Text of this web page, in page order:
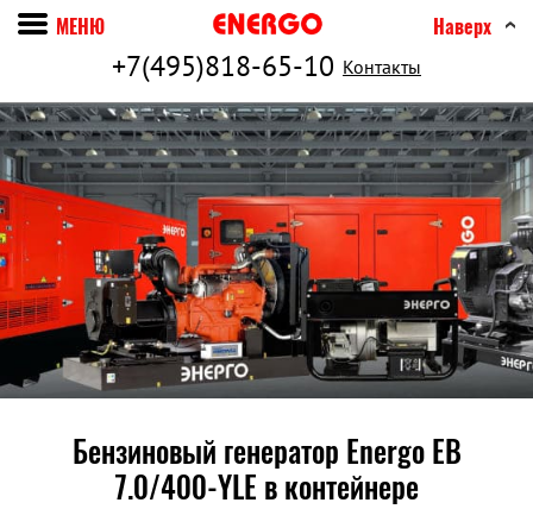
+7(495)818-65-10 Контакты
МЕНЮ Наверх
Бензиновый генератор Energo EB
7.0/400-YLE в контейнере